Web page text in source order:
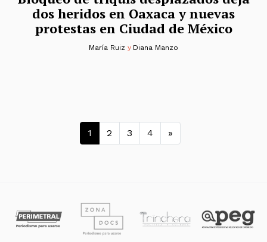
dos heridos en Oaxaca y nuevas
protestas en Ciudad de México
María Ruiz y Diana Manzo
Navegación de entradas
1 2 3 4 »